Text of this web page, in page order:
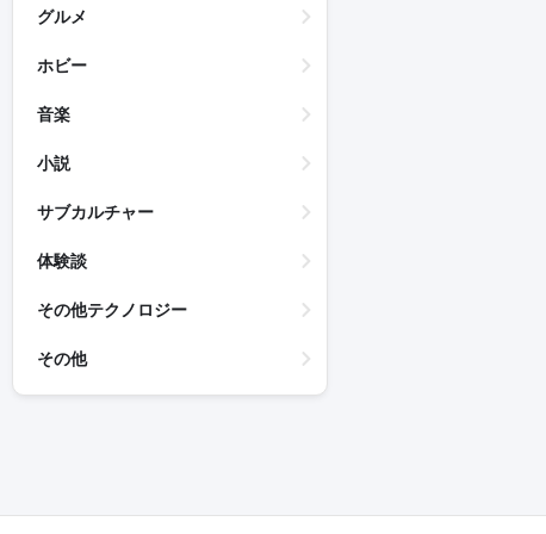
グルメ
ホビー
音楽
小説
サブカルチャー
体験談
その他テクノロジー
その他